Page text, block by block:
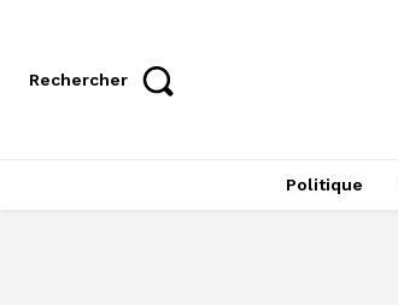
Rechercher
Politique